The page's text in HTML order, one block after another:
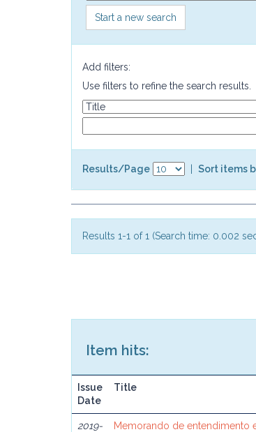
Start a new search
Add filters:
Use filters to refine the search results.
Results/Page Sort items
Results 1-1 of 1 (Search time: 0.002
Item hits:
Issue
Date
Title
2019-
Memorando de entendimento